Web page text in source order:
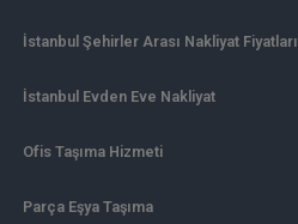
İstanbul Şehirler Arası Nakliyat Fiyatları
İstanbul Evden Eve Nakliyat
Ofis Taşıma Hizmeti
Parça Eşya Taşıma